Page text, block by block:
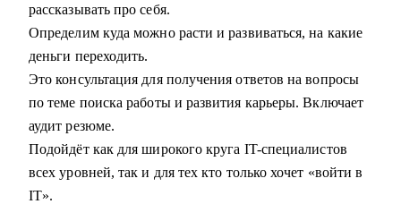
рассказывать про себя.
Определим куда можно расти и развиваться, на какие
деньги переходить.
Это консультация для получения ответов на вопросы
по теме поиска работы и развития карьеры. Включает
аудит резюме.
Подойдёт как для широкого круга IT-специалистов
всех уровней, так и для тех кто только хочет «войти в
IT».